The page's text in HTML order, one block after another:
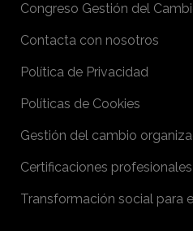
Congreso Gestión del
Contacta con nosotros
Política de Privacidad
Políticas de Cookies
Gestión del cambio
Certificaciones profesionales
Transformación social para